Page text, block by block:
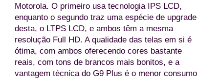
Motorola. O primeiro usa tecnologia IPS LCD,
enquanto o segundo traz uma espécie de upgrade
desta, o LTPS LCD, e ambos têm a mesma
resolução Full HD. A qualidade das telas em si é
ótima, com ambos oferecendo cores bastante
reais, com tons de brancos mais bonitos, e a
vantagem técnica do G9 Plus é o menor consumo